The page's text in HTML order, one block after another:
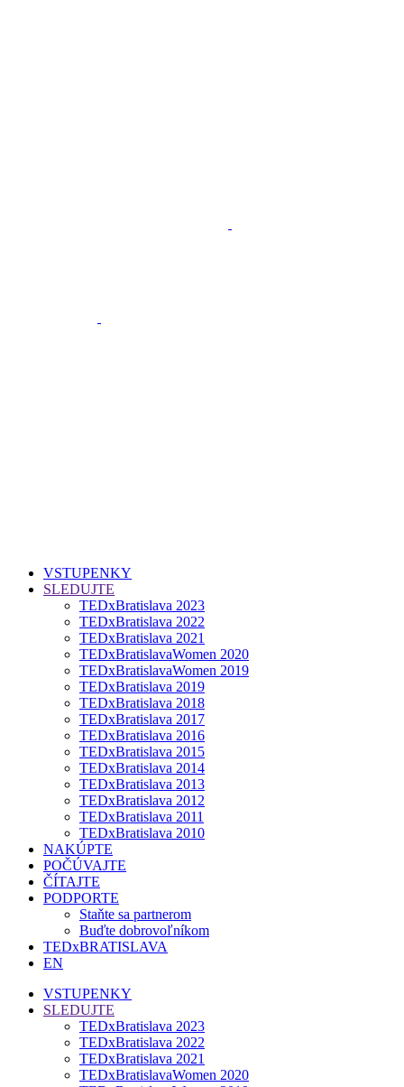
VSTUPENKY
SLEDUJTE
TEDxBratislava 2023
TEDxBratislava 2022
TEDxBratislava 2021
TEDxBratislavaWomen 2020
TEDxBratislavaWomen 2019
TEDxBratislava 2019
TEDxBratislava 2018
TEDxBratislava 2017
TEDxBratislava 2016
TEDxBratislava 2015
TEDxBratislava 2014
TEDxBratislava 2013
TEDxBratislava 2012
TEDxBratislava 2011
TEDxBratislava 2010
NAKÚPTE
POČÚVAJTE
ČÍTAJTE
PODPORTE
Staňte sa partnerom
Buďte dobrovoľníkom
TEDxBRATISLAVA
EN
VSTUPENKY
SLEDUJTE
TEDxBratislava 2023
TEDxBratislava 2022
TEDxBratislava 2021
TEDxBratislavaWomen 2020